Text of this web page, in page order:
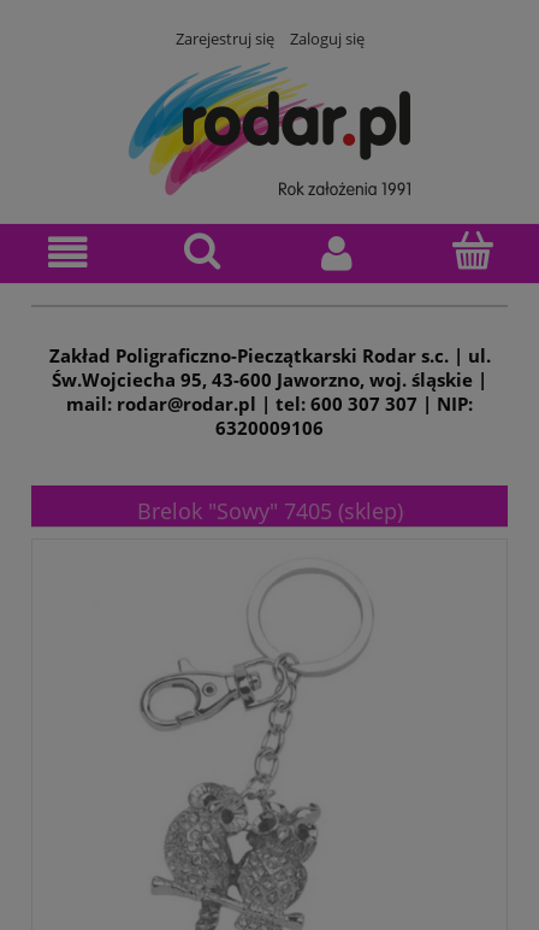
Zarejestruj się Zaloguj się
Zakład Poligraficzno-Pieczątkarski Rodar s.c. | ul.
Św.Wojciecha 95, 43-600 Jaworzno, woj. śląskie |
mail: rodar@rodar.pl | tel: 600 307 307 | NIP:
6320009106
Brelok "Sowy" 7405 (sklep)